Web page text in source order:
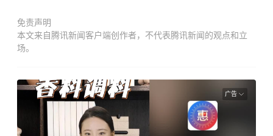
免责声明
本文来自腾讯新闻客户端创作者，不代表腾讯新闻的观点和立
场。
广告